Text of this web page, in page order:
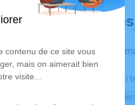
Déroulé
Les
Activez une
Recevoir une